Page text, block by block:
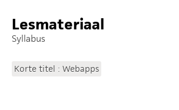
Lesmateriaal
Syllabus
Korte titel : Webapps